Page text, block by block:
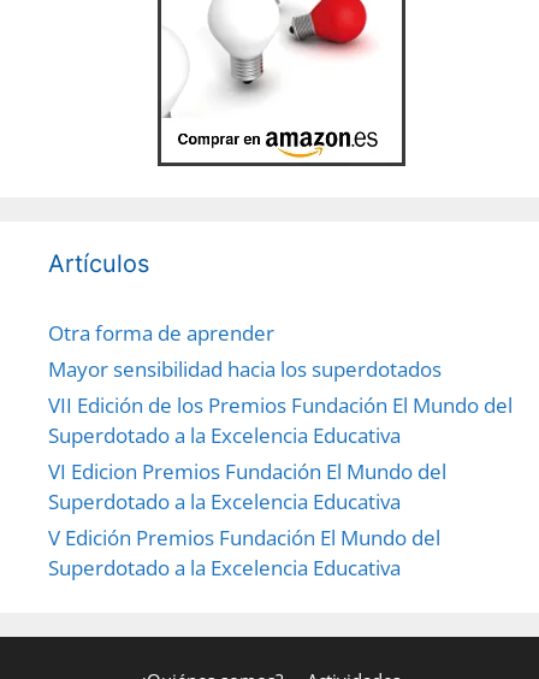
Artículos
Otra forma de aprender
Mayor sensibilidad hacia los superdotados
VII Edición de los Premios Fundación El Mundo del
Superdotado a la Excelencia Educativa
VI Edicion Premios Fundación El Mundo del
Superdotado a la Excelencia Educativa
V Edición Premios Fundación El Mundo del
Superdotado a la Excelencia Educativa